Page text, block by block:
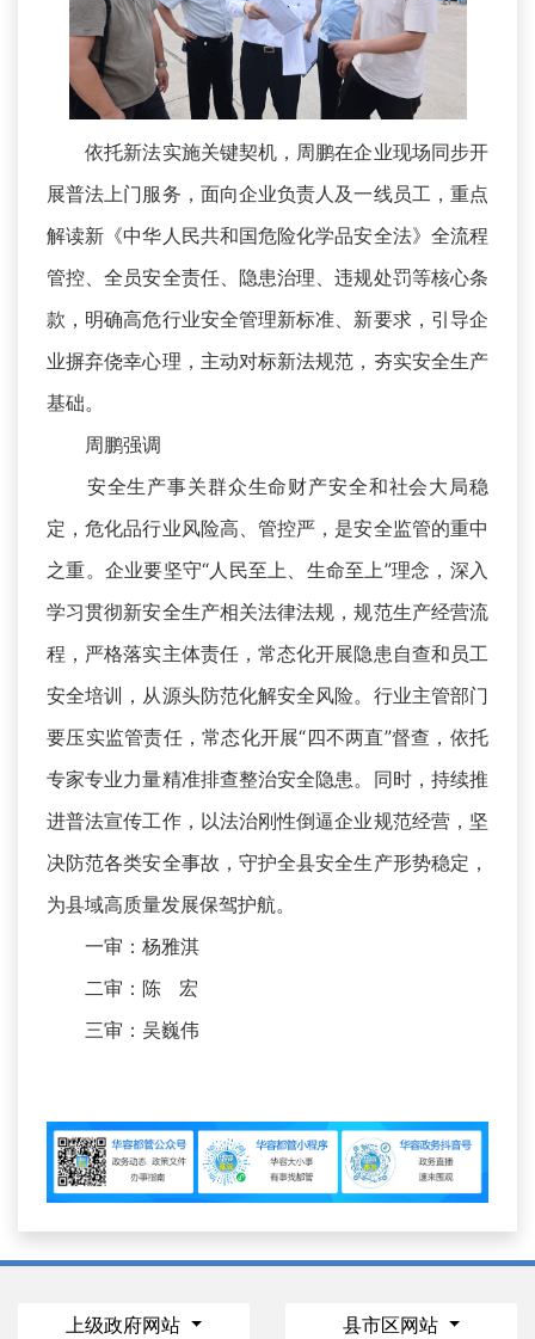
依托新法实施关键契机，周鹏在企业现场同步开
展普法上门服务，面向企业负责人及一线员工，重点
解读新《中华人民共和国危险化学品安全法》全流程
管控、全员安全责任、隐患治理、违规处罚等核心条
款，明确高危行业安全管理新标准、新要求，引导企
业摒弃侥幸心理，主动对标新法规范，夯实安全生产
基础。
周鹏强调
安全生产事关群众生命财产安全和社会大局稳
定，危化品行业风险高、管控严，是安全监管的重中
之重。企业要坚守“人民至上、生命至上”理念，深入
学习贯彻新安全生产相关法律法规，规范生产经营流
程，严格落实主体责任，常态化开展隐患自查和员工
安全培训，从源头防范化解安全风险。行业主管部门
要压实监管责任，常态化开展“四不两直”督查，依托
专家专业力量精准排查整治安全隐患。同时，持续推
进普法宣传工作，以法治刚性倒逼企业规范经营，坚
决防范各类安全事故，守护全县安全生产形势稳定，
为县域高质量发展保驾护航。
一审：杨雅淇
二审：陈 宏
三审：吴巍伟
上级政府网站 县市区网站